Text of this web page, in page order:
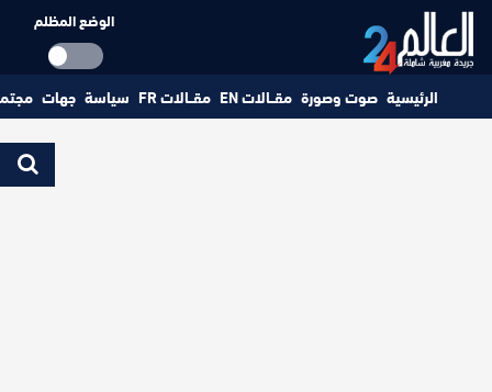
الوضع المظلم
الرئيسية صوت وصورة مقــالات EN مقــالات FR سياسة جهات